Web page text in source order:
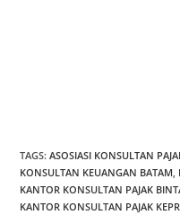
TAGS:ASOSIASI KONSULTAN
KONSULTAN KEUANGAN BATAM,
KANTOR KONSULTAN PAJAK
KANTOR KONSULTAN PAJAK